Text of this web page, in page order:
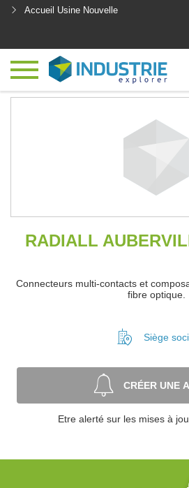
Accueil Usine Nouvelle
RADIALL
Connecteurs multi-contacts et
fibre optique.
Siège
CRÉER UNE
Etre alerté sur les mises à